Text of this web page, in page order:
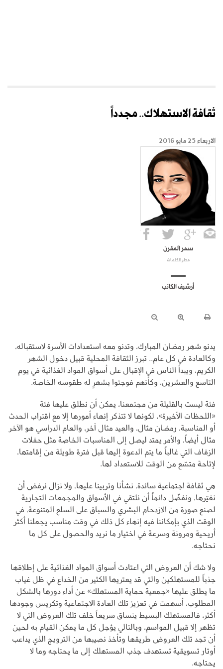
ثقافة الاستهلاك.. مجدداً
الاربعاء 25 مايو 2016
سمر المقرن
مطر الكلمات
أرشيف الكاتب
يدنو شهر رمضان المبارك، وتدنو معه استعدادات الأسرة لاستقباله،
وكالعادة في كل عام.. تبرز الثقافة المحلية قبيل دخول الشهر
الكريم، ويبدأ الناس في الإقبال على أسواق المواد الغذائية في يوم
التاسع والعشرين، وكأنهم فوجئوا بشهرٍ له طقوسه الخاصة.
فئة ليست بالقليلة من مجتمعنا، يمكن أن نطلق عليها فئة
«اللحظات الأخيرة»، لكونها لا تتذكر إنهاء أمورها إلا مع اقتراب الحدث
أو المناسبة، رمضان مثال، والعيد مثال آخر، والعام الدراسي هو الآخر
مثال أيضاً، والأمر يمتد ليصل إلى المناسبات الخاصة مثل حفلات
الزفاف التي غالباً ما يتم الدعوة إليها قبل فترة طويلة من إقامتها،
لإتاحة متسّع من الوقت للاستعداد لها.
هي ثقافة اجتماعية سائدة، نشأنا وتربينا عليها، ولا نزال نرفض أن
نغيّرها، ونفضّل دائماً أن نلتقي في الأسواق والمجمعات التجارية
لصنع صورة من الازدحام البشري والسباق على السلع المتنوعة، في
الوقت الذي بإمكاننا فيه إنهاء كل ذلك في وقت مناسب يجعلنا أكثر
أريحية ومرونة وسرعة في اختيار ما نريد والحصول على كل ما
نحتاجه.
ولا شك أن العروض التي اعتادت أسواق المواد الغذائية على إطلاقها
جذباً للمستهلكين والتي قد يعتريها الكثير من الخداع في ظل غياب
ما يطلق عليها «جمعية حماية المستهلك» عن أداء دورها بالشكل
المطلوب، أسهمت في تعزيز تلك العادة الاجتماعية وتكريس وجودها
أكثر، فالمستهلك البسيط ينساق سريعاً خلف تلك العروض التي لا
تظهر إلا قبيل المواسم، وبالتالي يؤجل كل ما يمكن القيام به لحين
أن تجد تلك العروض طريقها وتأخذ نصيبها من الترويج الذي يداعب
أوتار تسويقية تستهدف جذب المستهلك إلى ما يحتاجه وما لا
يحتاجه.